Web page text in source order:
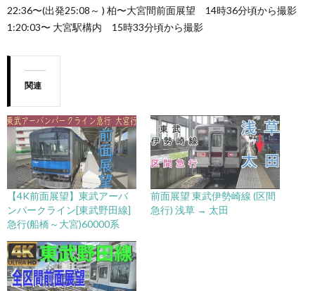
22:36〜(出発25:08～ ) 柏〜大宮間前面展望 14時36分頃から撮影
1:20:03〜 大宮駅構内 15時33分頃から撮影
関連
【4K前面展望】東武アーバ
ンパークライン[東武野田線]
急行(船橋～大宮)60000系
前面展望 東武伊勢崎線 (区間
急行) 浅草 → 太田